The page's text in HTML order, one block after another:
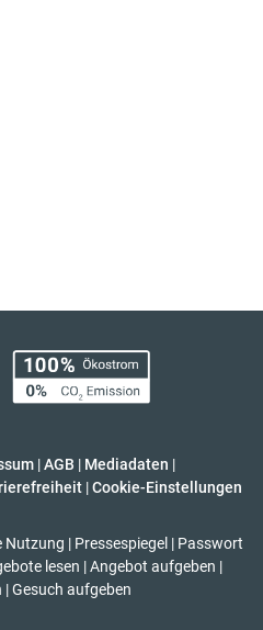
|AGB | Mediadaten |
| Cookie-Einstellungen
Nutzung | Pressespiegel | Passwort
lesen | Angebot aufgeben |
| Gesuch aufgeben